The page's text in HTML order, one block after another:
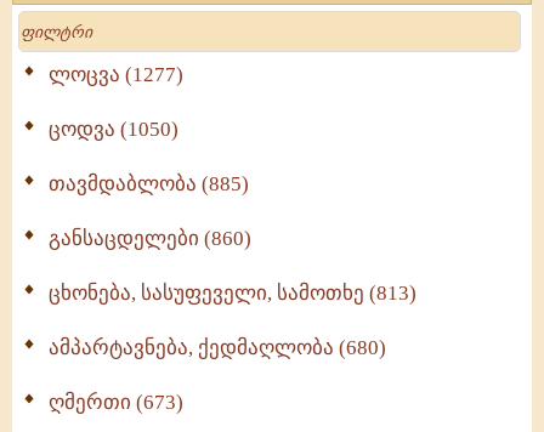
Search
ლოცვა (1277)
ცოდვა (1050)
თავმდაბლობა (885)
განსაცდელები (860)
ცხონება, სასუფეველი, სამოთხე (813)
ამპარტავნება, ქედმაღლობა (680)
ღმერთი (673)